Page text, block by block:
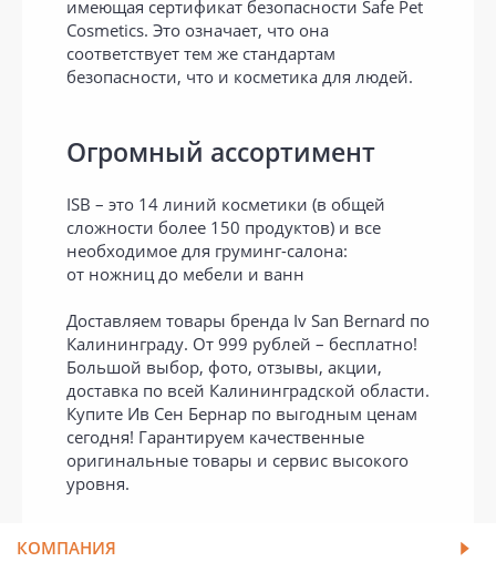
имеющая сертификат безопасности Safe Pet
Cosmetics. Это означает, что она
соответствует тем же стандартам
безопасности, что и косметика для людей.
Огромный ассортимент
ISB – это 14 линий косметики (в общей
сложности более 150 продуктов) и все
необходимое для груминг-салона:
от ножниц до мебели и ванн
Доставляем товары бренда Iv San Bernard по
Калининграду. От 999 рублей – бесплатно!
Большой выбор, фото, отзывы, акции,
доставка по всей Калининградской области.
Купите Ив Сен Бернар по выгодным ценам
сегодня! Гарантируем качественные
оригинальные товары и сервис высокого
уровня.
КОМПАНИЯ